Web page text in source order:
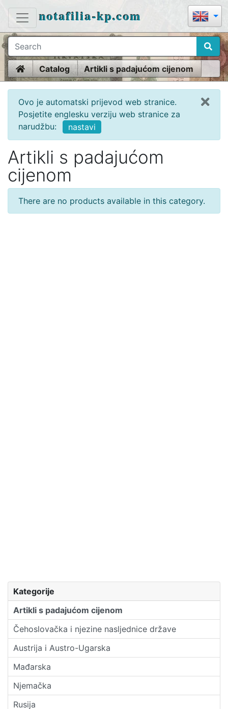
notafilia-kp.com
HomeCatalog Artikli s padajućom cijenom
Ovo je automatski prijevod web stranice.
Posjetite englesku verziju web stranice za
narudžbu:
nastavi
Kategorije
Artikli s padajućom cijenom
Čehoslovačka i njezine nasljednice države
Austrija i Austro-Ugarska
Mađarska
Njemačka
Rusija
Artikli s padajućom
cijenom
There are no products available in this category.